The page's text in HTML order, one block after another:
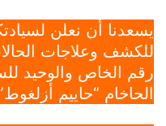
يسعدنا أن نعلن
للكشف وعلاجات
رقم الخاص والوحيد
الحاخام “حاييم